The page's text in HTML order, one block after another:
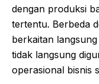
dengan produksi
tertentu. Berbeda
berkaitan
tidak langsung
operasional bisnis